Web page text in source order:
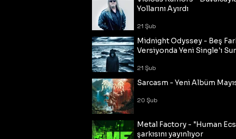
Yollarını Ayırdı
21 Şub
Midnight Odyssey - Beş
Versiyonda Yeni Single'ı
21 Şub
Sarcasm - Yeni Albüm
20 Şub
Metal Factory - "Human
şarkısını yayınlıyor